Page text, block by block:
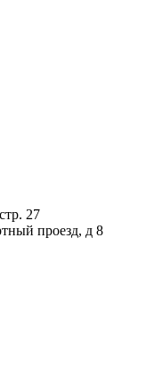
27
проезд, д 8